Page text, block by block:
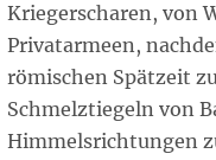
Kriegerscharen, von
Privatarmeen,
römischen Spätzeit
Schmelztiegeln von
Himmelsrichtungen